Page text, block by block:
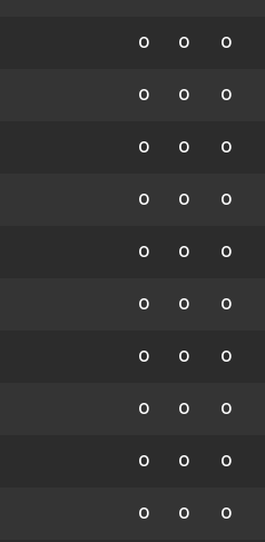
0 0 0
0 0 0
0 0 0
0 0 0
0 0 0
0 0 0
0 0 0
0 0 0
0 0 0
0 0 0